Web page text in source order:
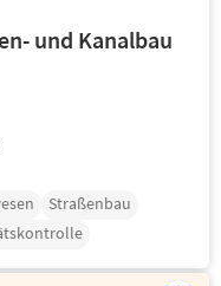
und Kanalbau
Straßenbau